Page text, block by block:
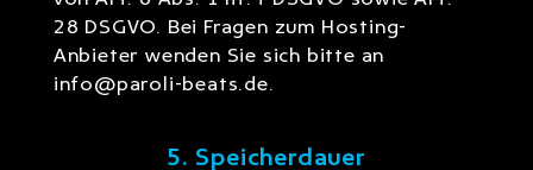
28 DSGVO. Bei Fragen zum Hosting-
Anbieter wenden Sie sich bitte an
info@paroli-beats.de.
5. Speicherdauer